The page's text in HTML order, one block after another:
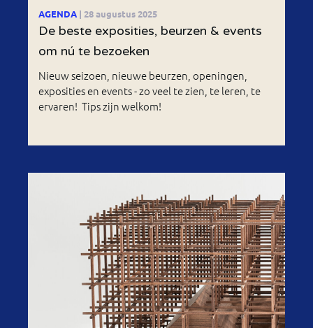
AGENDA | 28 augustus 2025
De beste exposities, beurzen & events
om nú te bezoeken
Nieuw seizoen, nieuwe beurzen, openingen,
exposities en events - zo veel te zien, te leren, te
ervaren! Tips zijn welkom!